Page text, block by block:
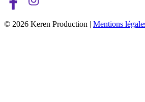
© 2026 Keren Production | Mentions